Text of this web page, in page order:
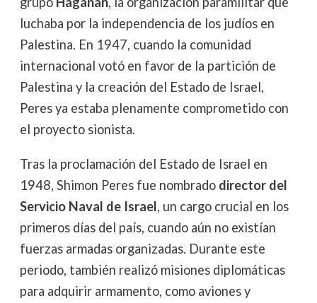
luchaba por la independencia de los judíos en
Palestina. En 1947, cuando la comunidad
internacional votó en favor de la partición de
Palestina y la creación del Estado de Israel,
Peres ya estaba plenamente comprometido con
el proyecto sionista.
Tras la proclamación del Estado de Israel en
1948, Shimon Peres fue nombrado director del
Servicio Naval de Israel, un cargo crucial en los
primeros días del país, cuando aún no existían
fuerzas armadas organizadas. Durante este
periodo, también realizó misiones diplomáticas
para adquirir armamento, como aviones y